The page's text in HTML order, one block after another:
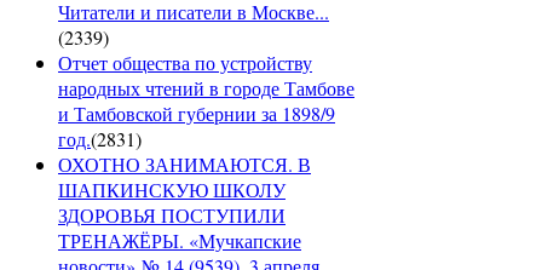
Читатели и писатели в Москве...
(2339)
Отчет общества по устройству
народных чтений в городе Тамбове
и Тамбовской губернии за 1898/9
год.(2831)
ОХОТНО ЗАНИМАЮТСЯ. В
ШАПКИНСКУЮ ШКОЛУ
ЗДОРОВЬЯ ПОСТУПИЛИ
ТРЕНАЖЁРЫ. «Мучкапские